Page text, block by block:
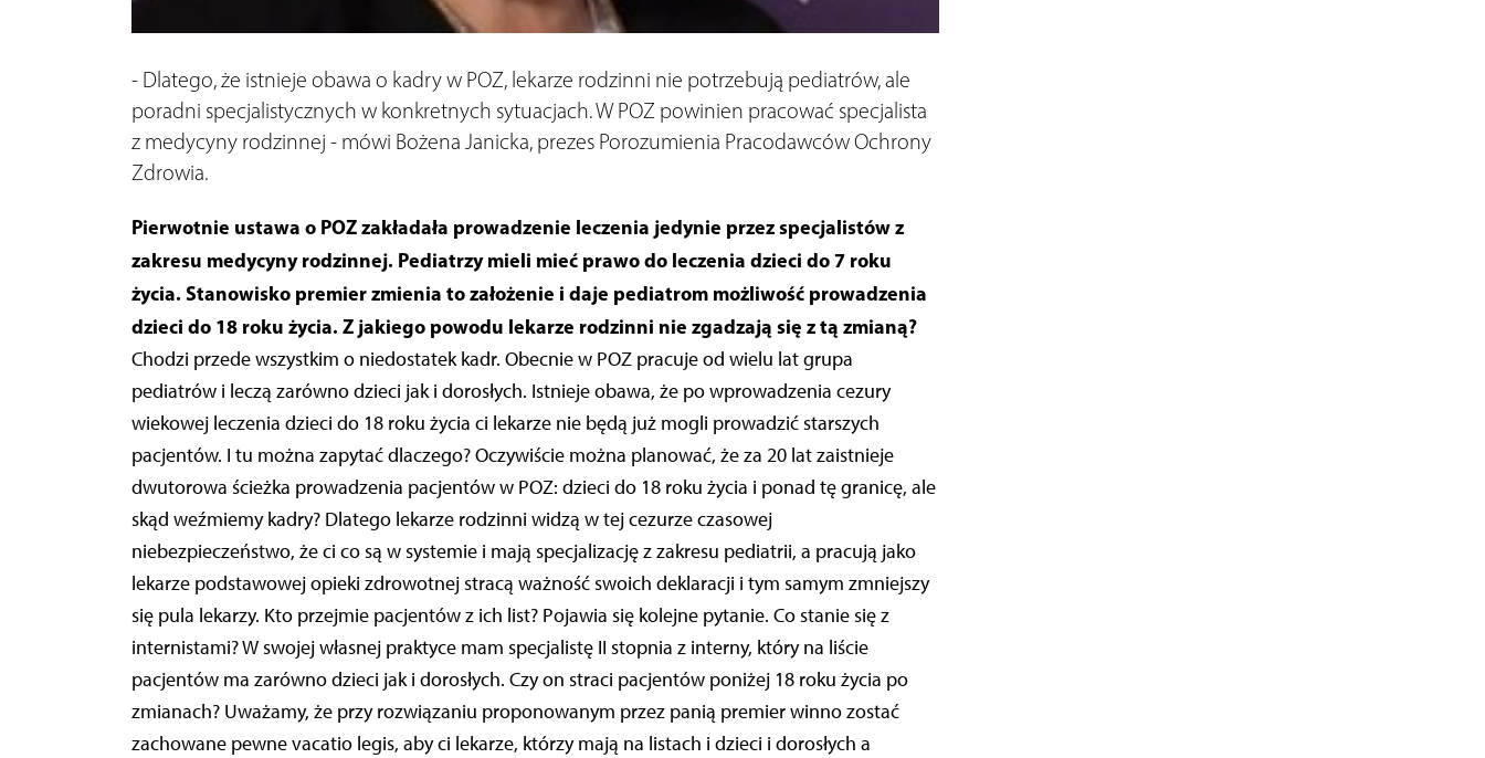
- Dlatego, że istnieje obawa o kadry w POZ, lekarze rodzinni nie potrzebują pediatrów, ale
poradni specjalistycznych w konkretnych sytuacjach. W POZ powinien pracować specjalista
z medycyny rodzinnej - mówi Bożena Janicka, prezes Porozumienia Pracodawców Ochrony
Zdrowia.
Pierwotnie ustawa o POZ zakładała prowadzenie leczenia jedynie przez specjalistów z
zakresu medycyny rodzinnej. Pediatrzy mieli mieć prawo do leczenia dzieci do 7 roku
życia. Stanowisko premier zmienia to założenie i daje pediatrom możliwość prowadzenia
dzieci do 18 roku życia. Z jakiego powodu lekarze rodzinni nie zgadzają się z tą zmianą?
Chodzi przede wszystkim o niedostatek kadr. Obecnie w POZ pracuje od wielu lat grupa
pediatrów i leczą zarówno dzieci jak i dorosłych. Istnieje obawa, że po wprowadzenia cezury
wiekowej leczenia dzieci do 18 roku życia ci lekarze nie będą już mogli prowadzić starszych
pacjentów. I tu można zapytać dlaczego? Oczywiście można planować, że za 20 lat zaistnieje
dwutorowa ścieżka prowadzenia pacjentów w POZ: dzieci do 18 roku życia i ponad tę granicę, ale
skąd weźmiemy kadry? Dlatego lekarze rodzinni widzą w tej cezurze czasowej
niebezpieczeństwo, że ci co są w systemie i mają specjalizację z zakresu pediatrii, a pracują jako
lekarze podstawowej opieki zdrowotnej stracą ważność swoich deklaracji i tym samym zmniejszy
się pula lekarzy. Kto przejmie pacjentów z ich list? Pojawia się kolejne pytanie. Co stanie się z
internistami? W swojej własnej praktyce mam specjalistę II stopnia z interny, który na liście
pacjentów ma zarówno dzieci jak i dorosłych. Czy on straci pacjentów poniżej 18 roku życia po
zmianach? Uważamy, że przy rozwiązaniu proponowanym przez panią premier winno zostać
zachowane pewne vacatio legis, aby ci lekarze, którzy mają na listach i dzieci i dorosłych a